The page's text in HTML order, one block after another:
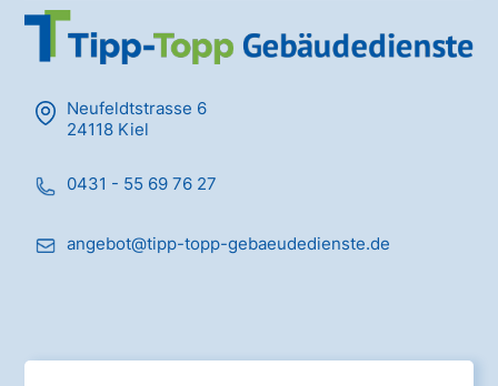
Neufeldtstrasse 6
24118 Kiel
0431 - 55 69 76 27
angebot@tipp-topp-gebaeudedienste.de